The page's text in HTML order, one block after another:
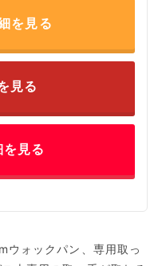
を見る
見る
見る
ックパン、専用取っ